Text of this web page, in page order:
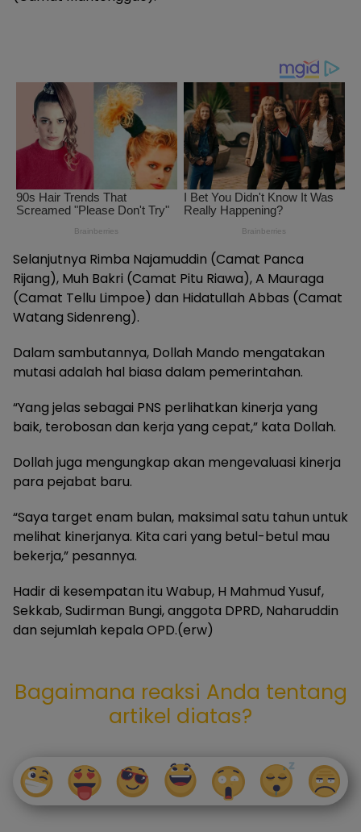
Selanjutnya Rimba Najamuddin (Camat Panca
Rijang), Muh Bakri (Camat Pitu Riawa), A Mauraga
(Camat Tellu Limpoe) dan Hidatullah Abbas (Camat
Watang Sidenreng).
Dalam sambutannya, Dollah Mando mengatakan
mutasi adalah hal biasa dalam pemerintahan.
“Yang jelas sebagai PNS perlihatkan kinerja yang
baik, terobosan dan kerja yang cepat,” kata Dollah.
Dollah juga mengungkap akan mengevaluasi kinerja
para pejabat baru.
“Saya target enam bulan, maksimal satu tahun untuk
melihat kinerjanya. Kita cari yang betul-betul mau
bekerja,” pesannya.
Hadir di kesempatan itu Wabup, H Mahmud Yusuf,
Sekkab, Sudirman Bungi, anggota DPRD, Naharuddin
dan sejumlah kepala OPD.(erw)
Bagaimana reaksi Anda tentang
artikel diatas?